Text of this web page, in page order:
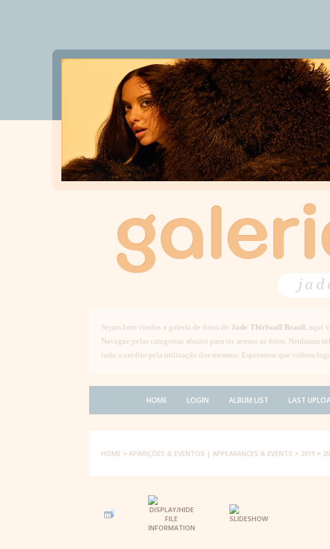
Sejam bem vindos a galeria de fotos do Jade Thirlwall Brasil, aqui
Navegue pelas categorias abaixo para ter acesso as fotos.
todo o crédito pela utilização dos mesmos. Esperamos que voltem
HOME LOGIN ALBUM LIST LAST
HOME > APARIÇÕES & EVENTOS | APPEARANCES & EVENTS > 2019>